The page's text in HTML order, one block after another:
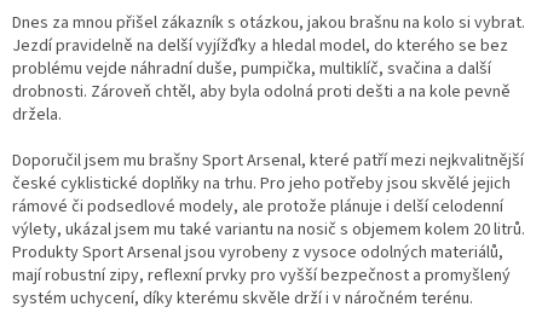
Dnes za mnou přišel zákazník s otázkou, jakou brašnu na kolo si vybrat.
Jezdí pravidelně na delší vyjížďky a hledal model, do kterého se bez
problému vejde náhradní duše, pumpička, multiklíč, svačina a další
drobnosti. Zároveň chtěl, aby byla odolná proti dešti a na kole pevně
držela.
Doporučil jsem mu brašny Sport Arsenal, které patří mezi nejkvalitnější
české cyklistické doplňky na trhu. Pro jeho potřeby jsou skvělé jejich
rámové či podsedlové modely, ale protože plánuje i delší celodenní
výlety, ukázal jsem mu také variantu na nosič s objemem kolem 20 litrů.
Produkty Sport Arsenal jsou vyrobeny z vysoce odolných materiálů,
mají robustní zipy, reflexní prvky pro vyšší bezpečnost a promyšlený
systém uchycení, díky kterému skvěle drží i v náročném terénu.